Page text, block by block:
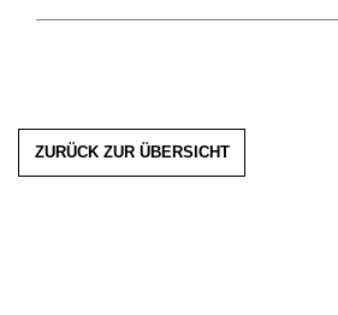
ZURÜCK ZUR ÜBERSICHT